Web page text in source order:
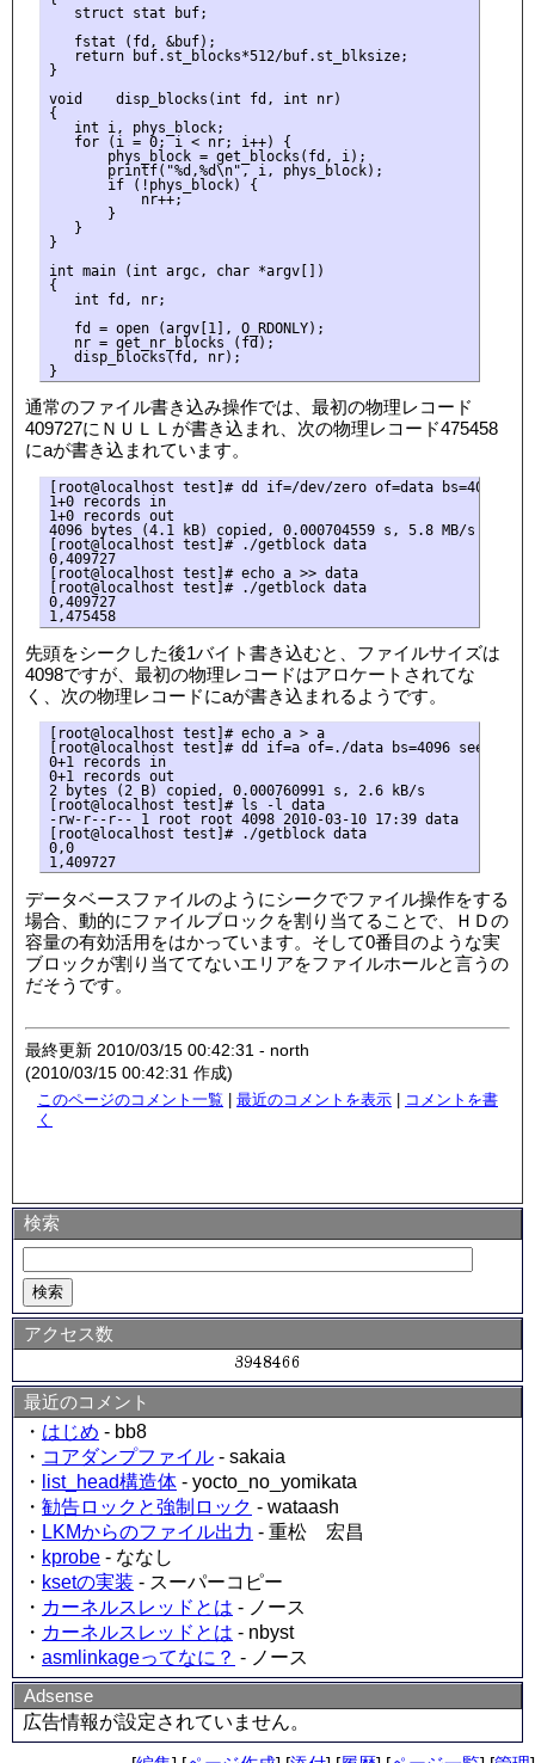
   struct stat buf;
   fstat (fd, &buf);
   return buf.st_blocks*512/buf.st_blksize;
}
void    disp_blocks(int fd, int nr)
{
   int i, phys_block;
   for (i = 0; i < nr; i++) {
       phys_block = get_blocks(fd, i);
       printf("%d,%d\n", i, phys_block);
       if (!phys_block) {
           nr++;
       }
   }
}
int main (int argc, char *argv[])
{
   int fd, nr;
   fd = open (argv[1], O_RDONLY);
   nr = get_nr_blocks (fd);
   disp_blocks(fd, nr);
通常のファイル書き込み操作では、最初の物理レコード
409727にＮＵＬＬが書き込まれ、次の物理レコード475458
にaが書き込まれています。
[root@localhost test]# dd if=/dev/zero of=data bs=4096
1+0 records in
1+0 records out
4096 bytes (4.1 kB) copied, 0.000704559 s, 5.8 MB/s
[root@localhost test]# ./getblock data
0,409727
[root@localhost test]# echo a >> data
[root@localhost test]# ./getblock data
0,409727
1,475458
先頭をシークした後1バイト書き込むと、ファイルサイズは
4098ですが、最初の物理レコードはアロケートされてな
く、次の物理レコードにaが書き込まれるようです。
[root@localhost test]# echo a > a
[root@localhost test]# dd if=a of=./data bs=4096 seek=1
0+1 records in
0+1 records out
2 bytes (2 B) copied, 0.000760991 s, 2.6 kB/s
[root@localhost test]# ls -l data
-rw-r--r-- 1 root root 4098 2010-03-10 17:39 data
[root@localhost test]# ./getblock data
0,0
1,409727
データベースファイルのようにシークでファイル操作をする
場合、動的にファイルブロックを割り当てることで、ＨＤの
容量の有効活用をはかっています。そして0番目のような実
ブロックが割り当ててないエリアをファイルホールと言うの
だそうです。
最終更新 2010/03/15 00:42:31 - north
(2010/03/15 00:42:31 作成)
このページのコメント一覧 | 最近のコメントを表示 | コメントを書
く
検索
アクセス数
最近のコメント
・ はじめ - bb8
・ コアダンプファイル - sakaia
・
list_head構造体 - yocto_no_yomikata
・ 勧告ロックと強制ロック - wataash
・ LKMからのファイル出力 - 重松 宏昌
・ kprobe - ななし
・ ksetの実装 - スーパーコピー
・ カーネルスレッドとは - ノース
・ カーネルスレッドとは - nbyst
・ asmlinkageってなに？ - ノース
Adsense
広告情報が設定されていません。